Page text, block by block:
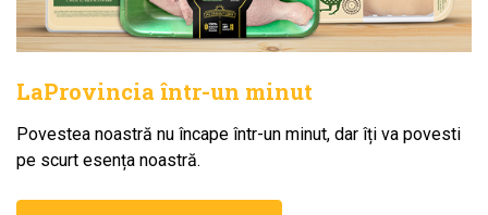
LaProvincia într-un minut
Povestea noastră nu încape într-un minut, dar îți va povesti
pe scurt esența noastră.